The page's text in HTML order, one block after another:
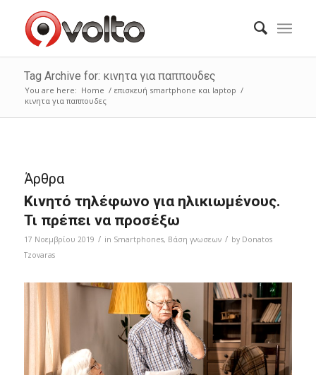
Tag Archive for: κινητα για παππουδες
You are here: Home / επισκευή smartphone και laptop /
κινητα για παππουδες
Άρθρα
Κινητό τηλέφωνο για ηλικιωμένους.
Τι πρέπει να προσέξω
17 Νοεμβρίου 2019 / in Smartphones, Bάση γνωσεων / by Donatos
Tzovaras